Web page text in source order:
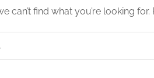
can’t find what you’re looking